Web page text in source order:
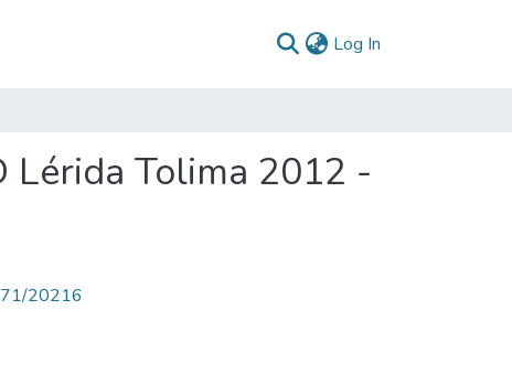
Log In
Lérida Tolima 2012 -
20216